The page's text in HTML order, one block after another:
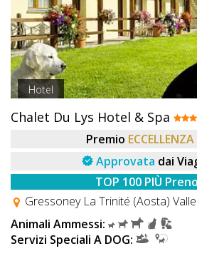
Hotel
Chalet Du Lys Hotel & Spa
Premio
Approvata dai
TOP 100 PIÙ
Gressoney La Trinité (Aosta)
Animali Ammessi:
Servizi Speciali A DOG: